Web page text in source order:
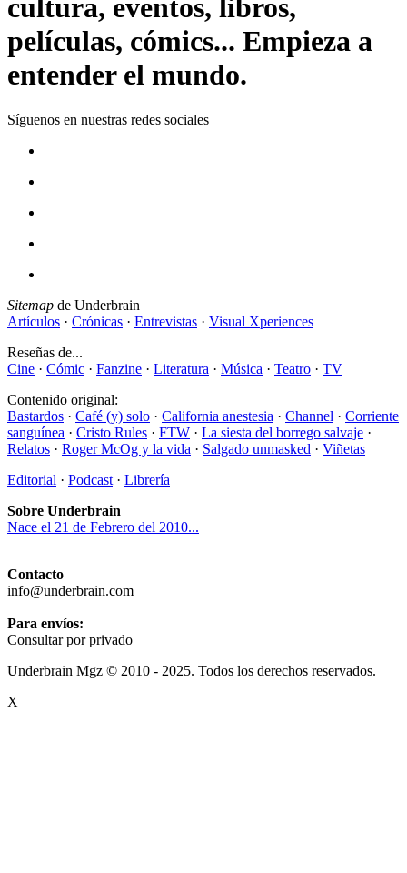
cultura, eventos, libros,
películas, cómics... Empieza a
entender el mundo.
Síguenos en nuestras redes sociales
Sitemap de Underbrain
Artículos · Crónicas · Entrevistas · Visual Xperiences
Reseñas de...
Cine · Cómic · Fanzine · Literatura · Música · Teatro · TV
Contenido original:
Bastardos · Café (y) solo · California anestesia · Channel · Corriente
sanguínea · Cristo Rules · FTW · La siesta del borrego salvaje ·
Relatos · Roger McOg y la vida · Salgado unmasked · Viñetas
Editorial · Podcast · Librería
Sobre Underbrain
Nace el 21 de Febrero del 2010...
Contacto
info@underbrain.com
Para envíos:
Consultar por privado
Underbrain Mgz © 2010 - 2025. Todos los derechos reservados.
X